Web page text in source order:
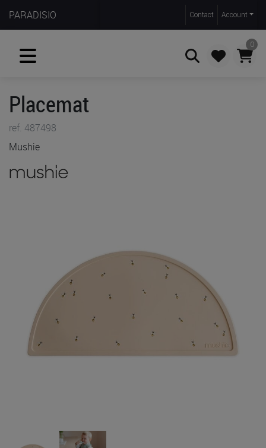
PARADISIO Contact Account
0
Placemat
ref. 487498
Mushie